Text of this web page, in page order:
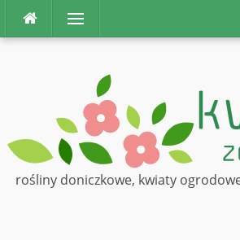
Menu
rośliny doniczkowe, kwiaty